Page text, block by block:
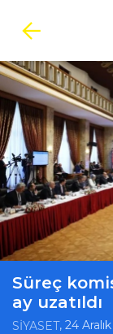
Süreç
ay uzatıldı
SİYASET, 24